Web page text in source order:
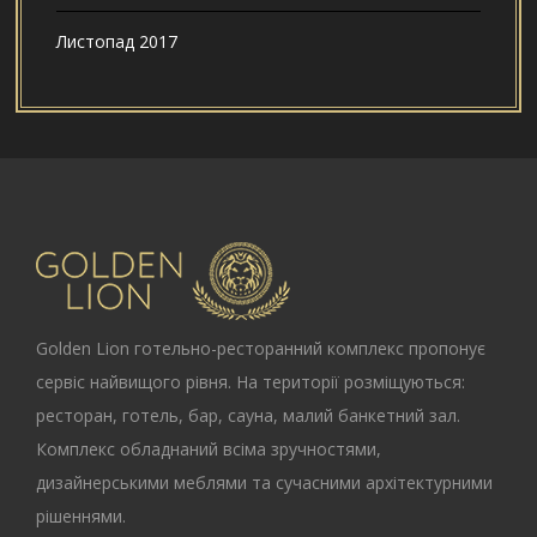
Листопад 2017
Golden Lion готельно-ресторанний комплекс пропонує
сервіс найвищого рівня. На території розміщуються:
ресторан, готель, бар, сауна, малий банкетний зал.
Комплекс обладнаний всіма зручностями,
дизайнерськими меблями та сучасними архітектурними
рішеннями.